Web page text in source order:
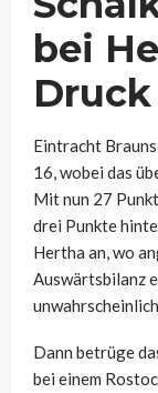
bei
Druck
Eintracht
16, wobei das
Mit nun 27
drei Punkte
Hertha an, wo
Auswärtsbilanz
Dann betrüge
bei einem